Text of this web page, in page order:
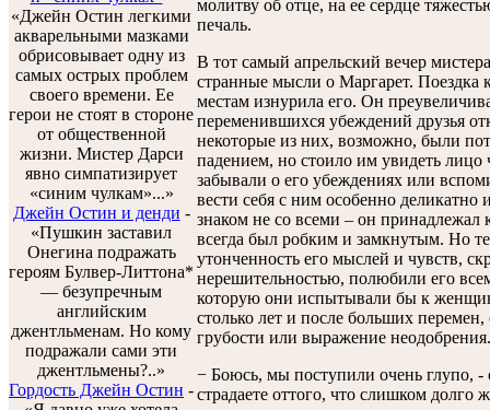
«Джейн Остин легкими
акварельными мазками
обрисовывает одну из
самых острых проблем
своего времени. Ее
герои не стоят в стороне
от общественной
жизни. Мистер Дарси
явно симпатизирует
«синим чулкам»...»
Джейн Остин и денди -
«Пушкин заставил
Онегина подражать
героям Булвер-Литтона*
— безупречным
английским
джентльменам. Но кому
подражали сами эти
джентльмены?..»
Гордость Джейн Остин -
молитву об отце, на ее сердце
печаль.
В тот самый апрельский вечер
странные мысли о Маргарет.
местам изнурила его. Он
переменившихся убеждений друзья
некоторые из них, возможно, были
падением, но стоило им увидеть
забывали о его убеждениях или
вести себя с ним особенно
знаком не со всеми – он
всегда был робким и замкнутым. Но
утонченность его мыслей и чувств,
нерешительностью, полюбили его
которую они испытывали бы к
столько лет и после больших
грубости или выражение неодобрения.
− Боюсь, мы поступили очень глупо, -
страдаете оттого, что слишком